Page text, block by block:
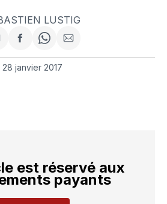
LUSTIG
LinkedIn
Partager
sur
Facebook
Share
on
WhatsApp
Partager
par
28 janvier 2017
est réservé aux
payants